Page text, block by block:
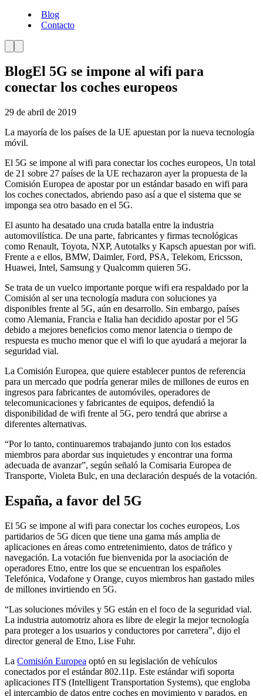
Blog
Contacto
BlogEl 5G se impone al wifi para
conectar los coches europeos
29 de abril de 2019
La mayoría de los países de la UE apuestan por la nueva tecnología
móvil.
El 5G se impone al wifi para conectar los coches europeos, Un total
de 21 sobre 27 países de la UE rechazaron ayer la propuesta de la
Comisión Europea de apostar por un estándar basado en wifi para
los coches conectados, abriendo paso así a que el sistema que se
imponga sea otro basado en el 5G.
El asunto ha desatado una cruda batalla entre la industria
automovilística. De una parte, fabricantes y firmas tecnológicas
como Renault, Toyota, NXP, Autotalks y Kapsch apuestan por wifi.
Frente a e ellos, BMW, Daimler, Ford, PSA, Telekom, Ericsson,
Huawei, Intel, Samsung y Qualcomm quieren 5G.
Se trata de un vuelco importante porque wifi era respaldado por la
Comisión al ser una tecnología madura con soluciones ya
disponibles frente al 5G, aún en desarrollo. Sin embargo, países
como Alemania, Francia e Italia han decidido apostar por el 5G
debido a mejores beneficios como menor latencia o tiempo de
respuesta es mucho menor que el wifi lo que ayudará a mejorar la
seguridad vial.
La Comisión Europea, que quiere establecer puntos de referencia
para un mercado que podría generar miles de millones de euros en
ingresos para fabricantes de automóviles, operadores de
telecomunicaciones y fabricantes de equipos, defendió la
disponibilidad de wifi frente al 5G, pero tendrá que abrirse a
diferentes alternativas.
“Por lo tanto, continuaremos trabajando junto con los estados
miembros para abordar sus inquietudes y encontrar una forma
adecuada de avanzar”, según señaló la Comisaria Europea de
Transporte, Violeta Bulc, en una declaración después de la votación.
España, a favor del 5G
El 5G se impone al wifi para conectar los coches europeos, Los
partidarios de 5G dicen que tiene una gama más amplia de
aplicaciones en áreas como entretenimiento, datos de tráfico y
navegación. La votación fue bienvenida por la asociación de
operadores Etno, entre los que se encuentran los españoles
Telefónica, Vodafone y Orange, cuyos miembros han gastado miles
de millones invirtiendo en 5G.
“Las soluciones móviles y 5G están en el foco de la seguridad vial.
La industria automotriz ahora es libre de elegir la mejor tecnología
para proteger a los usuarios y conductores por carretera”, dijo el
director general de Etno, Lise Fuhr.
La Comisión Europea optó en su legislación de vehículos
conectados por el estándar 802.11p. Este estándar wifi soporta
aplicaciones ITS (Intelligent Transportation Systems), que engloba
el intercambio de datos entre coches en movimiento y parados, en